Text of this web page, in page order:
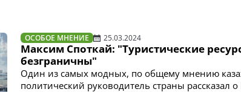
ОСОБОЕ МНЕНИЕ 25.03.2024
Максим Споткай: "Туристические
безграничны"
Один из самых модных, по общему мнению
политический руководитель страны рассказал